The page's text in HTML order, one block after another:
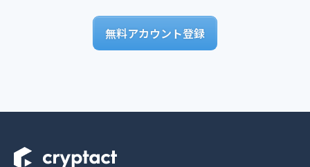
無料アカウント登録